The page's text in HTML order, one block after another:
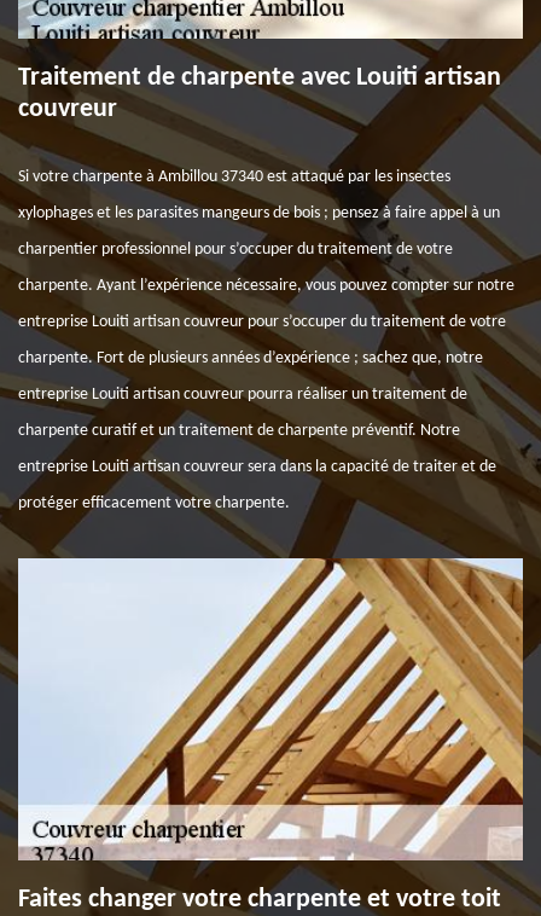
Traitement de charpente avec Louiti artisan
couvreur
Si votre charpente à Ambillou 37340 est attaqué par les insectes
xylophages et les parasites mangeurs de bois ; pensez à faire appel à un
charpentier professionnel pour s’occuper du traitement de votre
charpente. Ayant l’expérience nécessaire, vous pouvez compter sur notre
entreprise Louiti artisan couvreur pour s’occuper du traitement de votre
charpente. Fort de plusieurs années d’expérience ; sachez que, notre
entreprise Louiti artisan couvreur pourra réaliser un traitement de
charpente curatif et un traitement de charpente préventif. Notre
entreprise Louiti artisan couvreur sera dans la capacité de traiter et de
protéger efficacement votre charpente.
Faites changer votre charpente et votre toit